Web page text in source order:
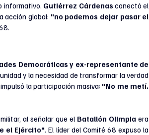
informativo. Gutiérrez Cárdenas conectó el
acción global: "no podemos dejar pasar el
Democráticas y ex-representante de
y la necesidad de transformar la verdad
la participación masiva: "No me metí.
al señalar que el Batallón Olimpia era
el Ejército". El líder del Comité 68 expuso la